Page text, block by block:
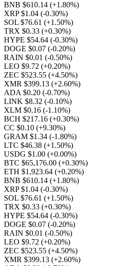
BNB $610.14 (+1.80%)
XRP $1.04 (-0.30%)
SOL $76.61 (+1.50%)
TRX $0.33 (+0.30%)
HYPE $54.64 (-0.30%)
DOGE $0.07 (-0.20%)
RAIN $0.01 (-0.50%)
LEO $9.72 (+0.20%)
ZEC $523.55 (+4.50%)
XMR $399.13 (+2.60%)
ADA $0.20 (-0.70%)
LINK $8.32 (-0.10%)
XLM $0.16 (-1.10%)
BCH $217.16 (+0.30%)
CC $0.10 (+9.30%)
GRAM $1.34 (-1.80%)
LTC $46.38 (+1.50%)
USDG $1.00 (+0.00%)
BTC $65,176.00 (+0.30%)
ETH $1,923.64 (+0.20%)
BNB $610.14 (+1.80%)
XRP $1.04 (-0.30%)
SOL $76.61 (+1.50%)
TRX $0.33 (+0.30%)
HYPE $54.64 (-0.30%)
DOGE $0.07 (-0.20%)
RAIN $0.01 (-0.50%)
LEO $9.72 (+0.20%)
ZEC $523.55 (+4.50%)
XMR $399.13 (+2.60%)